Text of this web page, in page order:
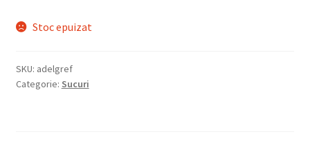
Stoc epuizat
SKU: adelgref
Categorie: Sucuri